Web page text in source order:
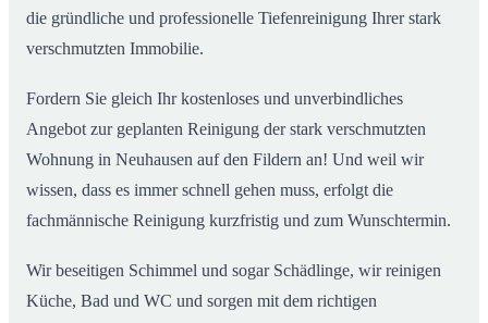
die gründliche und professionelle Tiefenreinigung Ihrer stark
verschmutzten Immobilie.
Fordern Sie gleich Ihr kostenloses und unverbindliches
Angebot zur geplanten Reinigung der stark verschmutzten
Wohnung in Neuhausen auf den Fildern an! Und weil wir
wissen, dass es immer schnell gehen muss, erfolgt die
fachmännische Reinigung kurzfristig und zum Wunschtermin.
Wir beseitigen Schimmel und sogar Schädlinge, wir reinigen
Küche, Bad und WC und sorgen mit dem richtigen